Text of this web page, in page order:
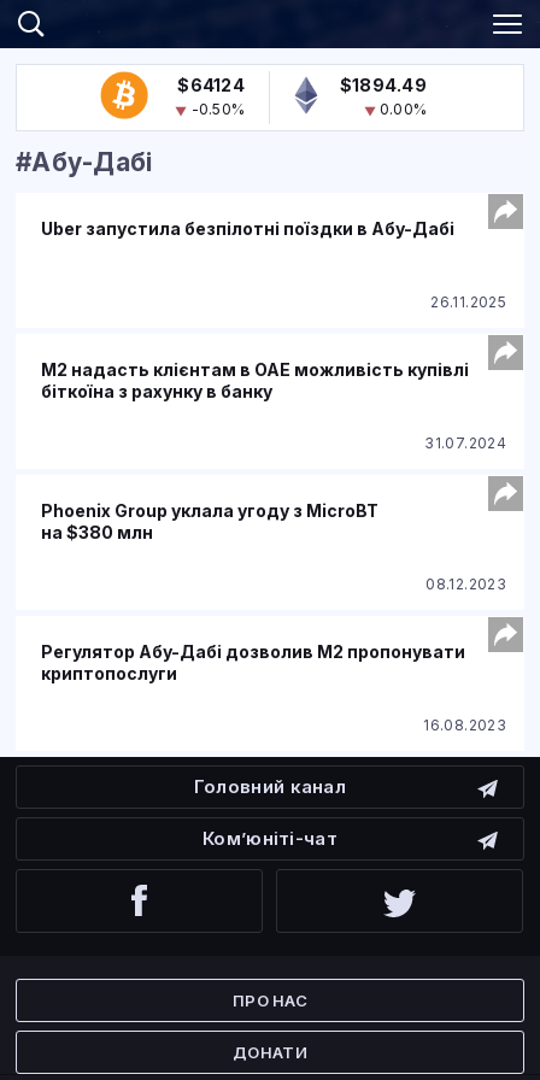
$64124
-0.50%
$1894.49
0.00%
#Абу-Дабі
Uber запустила безпілотні поїздки в Абу-Дабі
26.11.2025
M2 надасть клієнтам в ОАЕ можливість купівлі
біткоїна з рахунку в банку
31.07.2024
Phoenix Group уклала угоду з MicroBT
на $380 млн
08.12.2023
Регулятор Абу-Дабі дозволив M2 пропонувати
криптопослуги
16.08.2023
Головний канал
Ком’юніті-чат
ПРО НАС
ДОНАТИ